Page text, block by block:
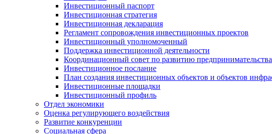
Инвестиционный паспорт
Инвестиционная стратегия
Инвестиционная декларация
Регламент сопровождения инвестиционных проектов
Инвестиционный уполномоченный
Поддержка инвестиционной деятельности
Координационный совет по развитию
Инвестиционное послание
План создания инвестиционных объектов и объектов
Инвестиционные площадки
Инвестиционный профиль
Отдел экономики
Оценка регулирующего воздействия
Развитие конкуренции
Социальная сфера